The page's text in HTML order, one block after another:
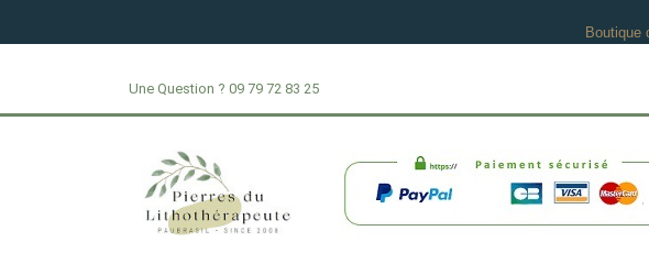
Boutique
Une Question ? 09 79 72 83 25